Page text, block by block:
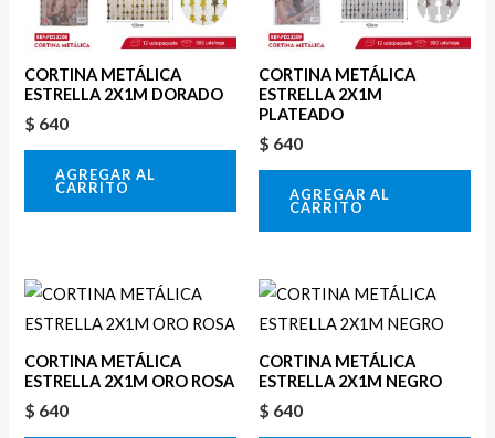
CORTINA METÁLICA
ESTRELLA 2X1M DORADO
$ 640
AGREGAR AL
CARRITO
CORTINA METÁLICA
ESTRELLA 2X1M
PLATEADO
$ 640
AGREGAR AL
CARRITO
CORTINA METÁLICA
ESTRELLA 2X1M ORO ROSA
$ 640
CORTINA METÁLICA
ESTRELLA 2X1M NEGRO
$ 640